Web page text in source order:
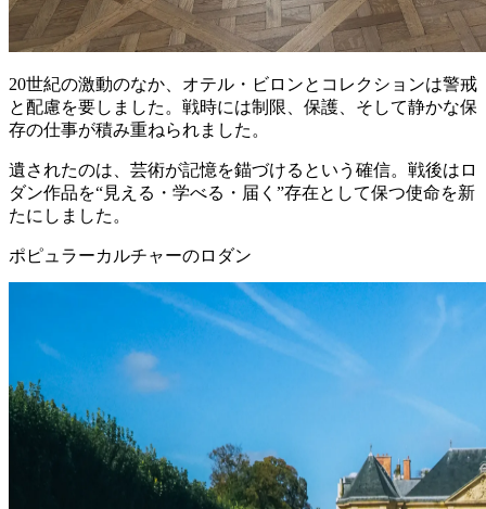
20世紀の激動のなか、オテル・ビロンとコレクションは警戒
と配慮を要しました。戦時には制限、保護、そして静かな保
存の仕事が積み重ねられました。
遺されたのは、芸術が記憶を錨づけるという確信。戦後はロ
ダン作品を“見える・学べる・届く”存在として保つ使命を新
たにしました。
ポピュラーカルチャーのロダン